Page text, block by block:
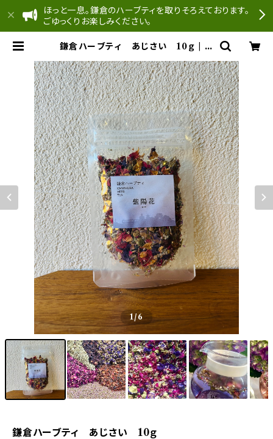
ほっと一息。鎌倉のハーブティを取りそろえております。
ごゆっくりお楽しみください。
鎌倉ハーブティ あじさい 10ｇ | ど
1/6
鎌倉ハーブティ あじさい 10ｇ